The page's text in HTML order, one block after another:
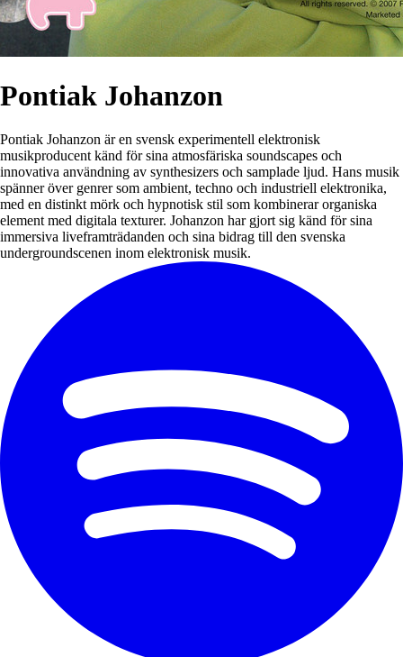
Pontiak Johanzon
Pontiak Johanzon är en svensk experimentell elektronisk
musikproducent känd för sina atmosfäriska soundscapes och
innovativa användning av synthesizers och samplade ljud. Hans musik
spänner över genrer som ambient, techno och industriell elektronika,
med en distinkt mörk och hypnotisk stil som kombinerar organiska
element med digitala texturer. Johanzon har gjort sig känd för sina
immersiva liveframträdanden och sina bidrag till den svenska
undergroundscenen inom elektronisk musik.